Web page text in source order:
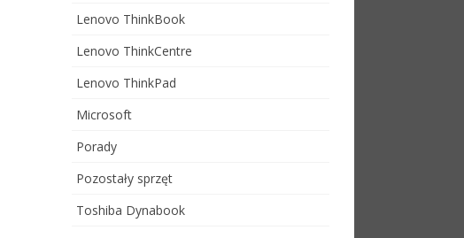
Lenovo ThinkBook
Lenovo ThinkCentre
Lenovo ThinkPad
Microsoft
Porady
Pozostały sprzęt
Toshiba Dynabook